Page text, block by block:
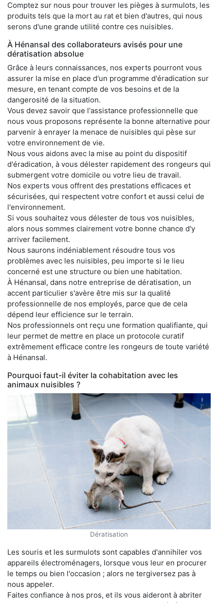
Comptez sur nous pour trouver les pièges à surmulots, les
produits tels que la mort au rat et bien d'autres, qui nous
serons d'une grande utilité contre ces nuisibles.
À Hénansal des collaborateurs avisés pour une
dératisation absolue
Grâce à leurs connaissances, nos experts pourront vous
assurer la mise en place d'un programme d'éradication sur
mesure, en tenant compte de vos besoins et de la
dangerosité de la situation.
Vous devez savoir que l'assistance professionnelle que
nous vous proposons représente la bonne alternative pour
parvenir à enrayer la menace de nuisibles qui pèse sur
votre environnement de vie.
Nous vous aidons avec la mise au point du dispositif
d'éradication, à vous délester rapidement des rongeurs qui
submergent votre domicile ou votre lieu de travail.
Nos experts vous offrent des prestations efficaces et
sécurisées, qui respectent votre confort et aussi celui de
l'environnement.
Si vous souhaitez vous délester de tous vos nuisibles,
alors nous sommes clairement votre bonne chance d'y
arriver facilement.
Nous saurons indéniablement résoudre tous vos
problèmes avec les nuisibles, peu importe si le lieu
concerné est une structure ou bien une habitation.
À Hénansal, dans notre entreprise de dératisation, un
accent particulier s'avère être mis sur la qualité
professionnelle de nos employés, parce que de cela
dépend leur efficience sur le terrain.
Nos professionnels ont reçu une formation qualifiante, qui
leur permet de mettre en place un protocole curatif
extrêmement efficace contre les rongeurs de toute variété
à Hénansal.
Pourquoi faut-il éviter la cohabitation avec les
animaux nuisibles ?
Dératisation
Les souris et les surmulots sont capables d'annihiler vos
appareils électroménagers, lorsque vous leur en procurer
le temps ou bien l'occasion ; alors ne tergiversez pas à
nous appeler.
Faites confiance à nos pros, et ils vous aideront à abriter